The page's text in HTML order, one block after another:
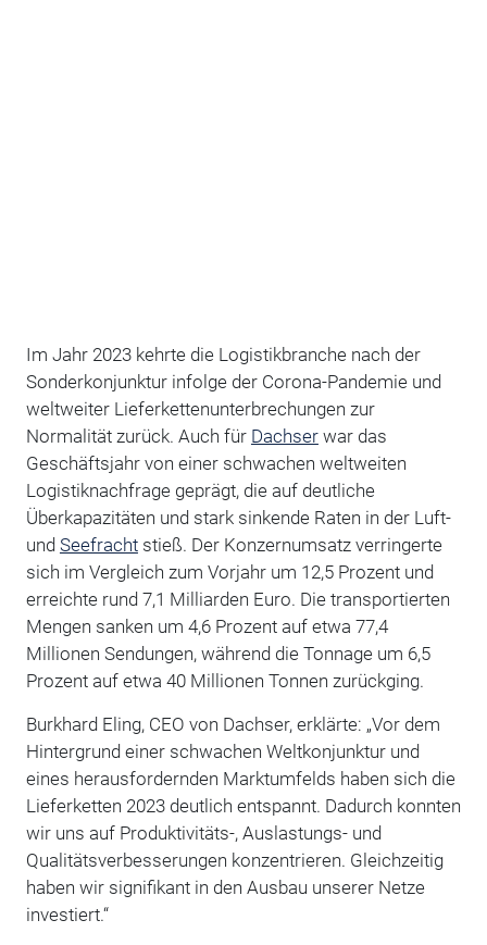
Im Jahr 2023 kehrte die Logistikbranche nach der
Sonderkonjunktur infolge der Corona-Pandemie und
weltweiter Lieferkettenunterbrechungen zur
Normalität zurück. Auch für Dachserwar das
Geschäftsjahr von einer schwachen weltweiten
Logistiknachfrage geprägt, die auf deutliche
Überkapazitäten und stark sinkende Raten in der Luft-
und Seefrachtstieß. Der Konzernumsatz verringerte
sich im Vergleich zum Vorjahr um 12,5 Prozent und
erreichte rund 7,1 Milliarden Euro. Die transportierten
Mengen sanken um 4,6 Prozent auf etwa 77,4
Millionen Sendungen, während die Tonnage um 6,5
Prozent auf etwa 40 Millionen Tonnen zurückging.
Burkhard Eling, CEO von Dachser, erklärte: „Vor dem
Hintergrund einer schwachen Weltkonjunktur und
eines herausfordernden Marktumfelds haben sich die
Lieferketten 2023 deutlich entspannt. Dadurch konnten
wir uns auf Produktivitäts-, Auslastungs- und
Qualitätsverbesserungen konzentrieren. Gleichzeitig
haben wir signifikant in den Ausbau unserer Netze
investiert.“